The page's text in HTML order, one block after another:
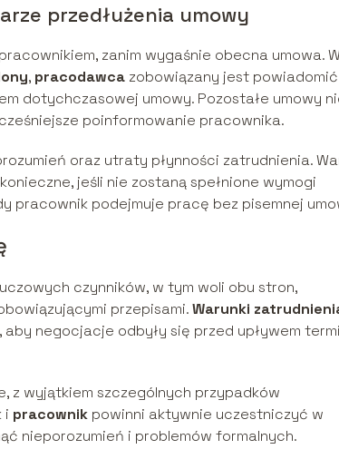
przedłużenia umowy
zanim wygaśnie obecna umowa.
, pracodawca zobowiązany jest powiadomić
dotychczasowej umowy. Pozostałe umowy
poinformowanie pracownika.
oraz utraty płynności zatrudnienia.
jeśli nie zostaną spełnione wymogi
pracownik podejmuje pracę bez pisemnej
czynników, w tym woli obu stron,
przepisami.Warunki
negocjacje odbyły się przed upływem
z wyjątkiem szczególnych przypadków
i pracownik powinni aktywnie uczestniczyć w
nieporozumień i problemów formalnych.